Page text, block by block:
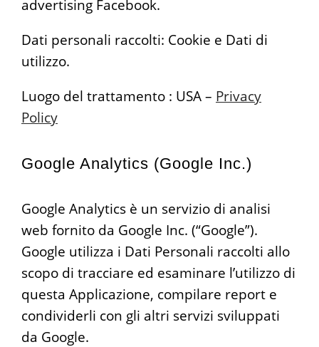
advertising Facebook.
Dati personali raccolti: Cookie e Dati di
utilizzo.
Luogo del trattamento : USA – Privacy
Policy
Google Analytics (Google Inc.)
Google Analytics è un servizio di analisi
web fornito da Google Inc. (“Google”).
Google utilizza i Dati Personali raccolti allo
scopo di tracciare ed esaminare l’utilizzo di
questa Applicazione, compilare report e
condividerli con gli altri servizi sviluppati
da Google.